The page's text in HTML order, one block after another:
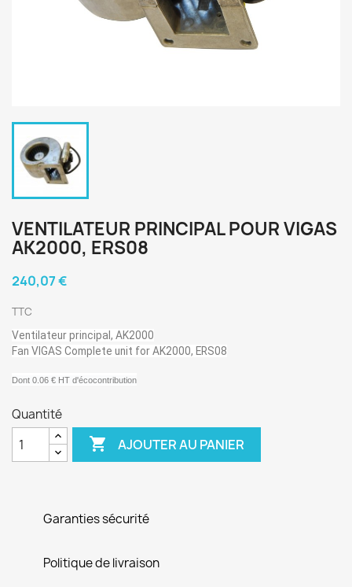
VENTILATEUR PRINCIPAL POUR VIGAS
AK2000, ERS08
240,07 €
TTC
Ventilateur principal, AK2000
Fan VIGAS Complete unit for AK2000, ERS08
Dont 0.06 € HT d'écocontribution
Quantité
 AJOUTER AU PANIER
Garanties sécurité
Politique de livraison